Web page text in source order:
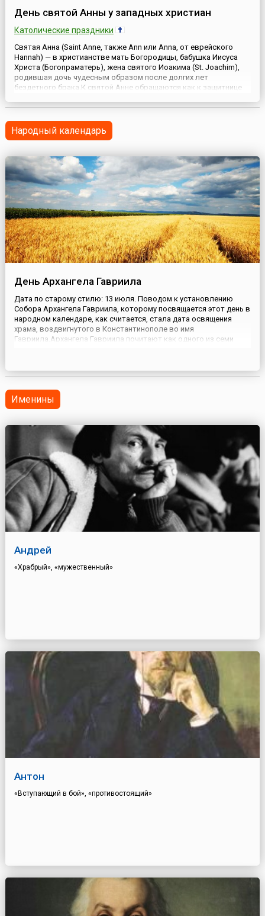
День святой Анны у западных христиан
Католические праздники
Святая Анна (Saint Anne, также Ann или Anna, от еврейского
Hannah) — в христианстве мать Богородицы, бабушка Иисуса
Христа (Богопраматерь), жена святого Иоакима (St. Joachim),
родившая дочь чудесным образом после долгих лет
бездетного брака.К святой Анне обращаются как к защитнице
тем, чтобы роды были легкими, ребенок родился здоровым, и ...
Народный календарь
День Архангела Гавриила
Дата по старому стилю: 13 июля. Поводом к установлению
Собора Архангела Гавриила, которому посвящается этот день в
народном календаре, как считается, стала дата освящения
храма, воздвигнутого в Константинополе во имя
Гавриила.Архангела Гавриила почитают как одного из семи
Божий....
Именины
Андрей
«Храбрый», «мужественный»
Антон
«Вступающий в бой», «противостоящий»